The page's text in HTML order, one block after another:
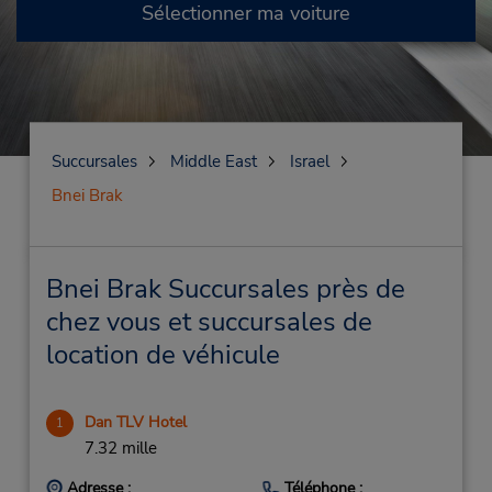
Sélectionner ma voiture
Succursales Middle East
Israel
Bnei Brak
Bnei Brak Succursales près de
chez vous et succursales de
location de véhicule
1 Dan TLV Hotel
7.32 mille